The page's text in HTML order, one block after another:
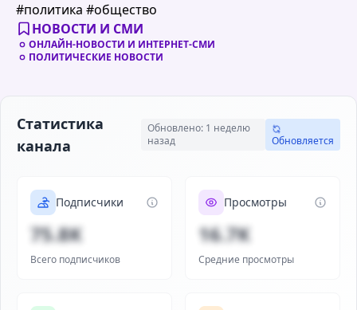
#политика #общество
НОВОСТИ И СМИ
ОНЛАЙН-НОВОСТИ И ИНТЕРНЕТ-СМИ
ПОЛИТИЧЕСКИЕ НОВОСТИ
Статистика
канала
Обновлено: 1 неделю
назад
Обновляется
Подписчики
75.8K
Всего подписчиков
Просмотры
16.7K
Средние просмотры